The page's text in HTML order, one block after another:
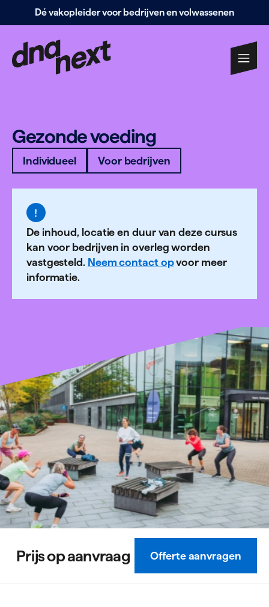
Navigatie
Dé vakopleider voor bedrijven en volwassenen
Gezonde voeding
Individueel Voor bedrijven
De inhoud, locatie en duur van deze cursus
kan voor bedrijven in overleg worden
vastgesteld. Neem contact opvoor meer
informatie.
Prijs op aanvraag Offerte aanvragen